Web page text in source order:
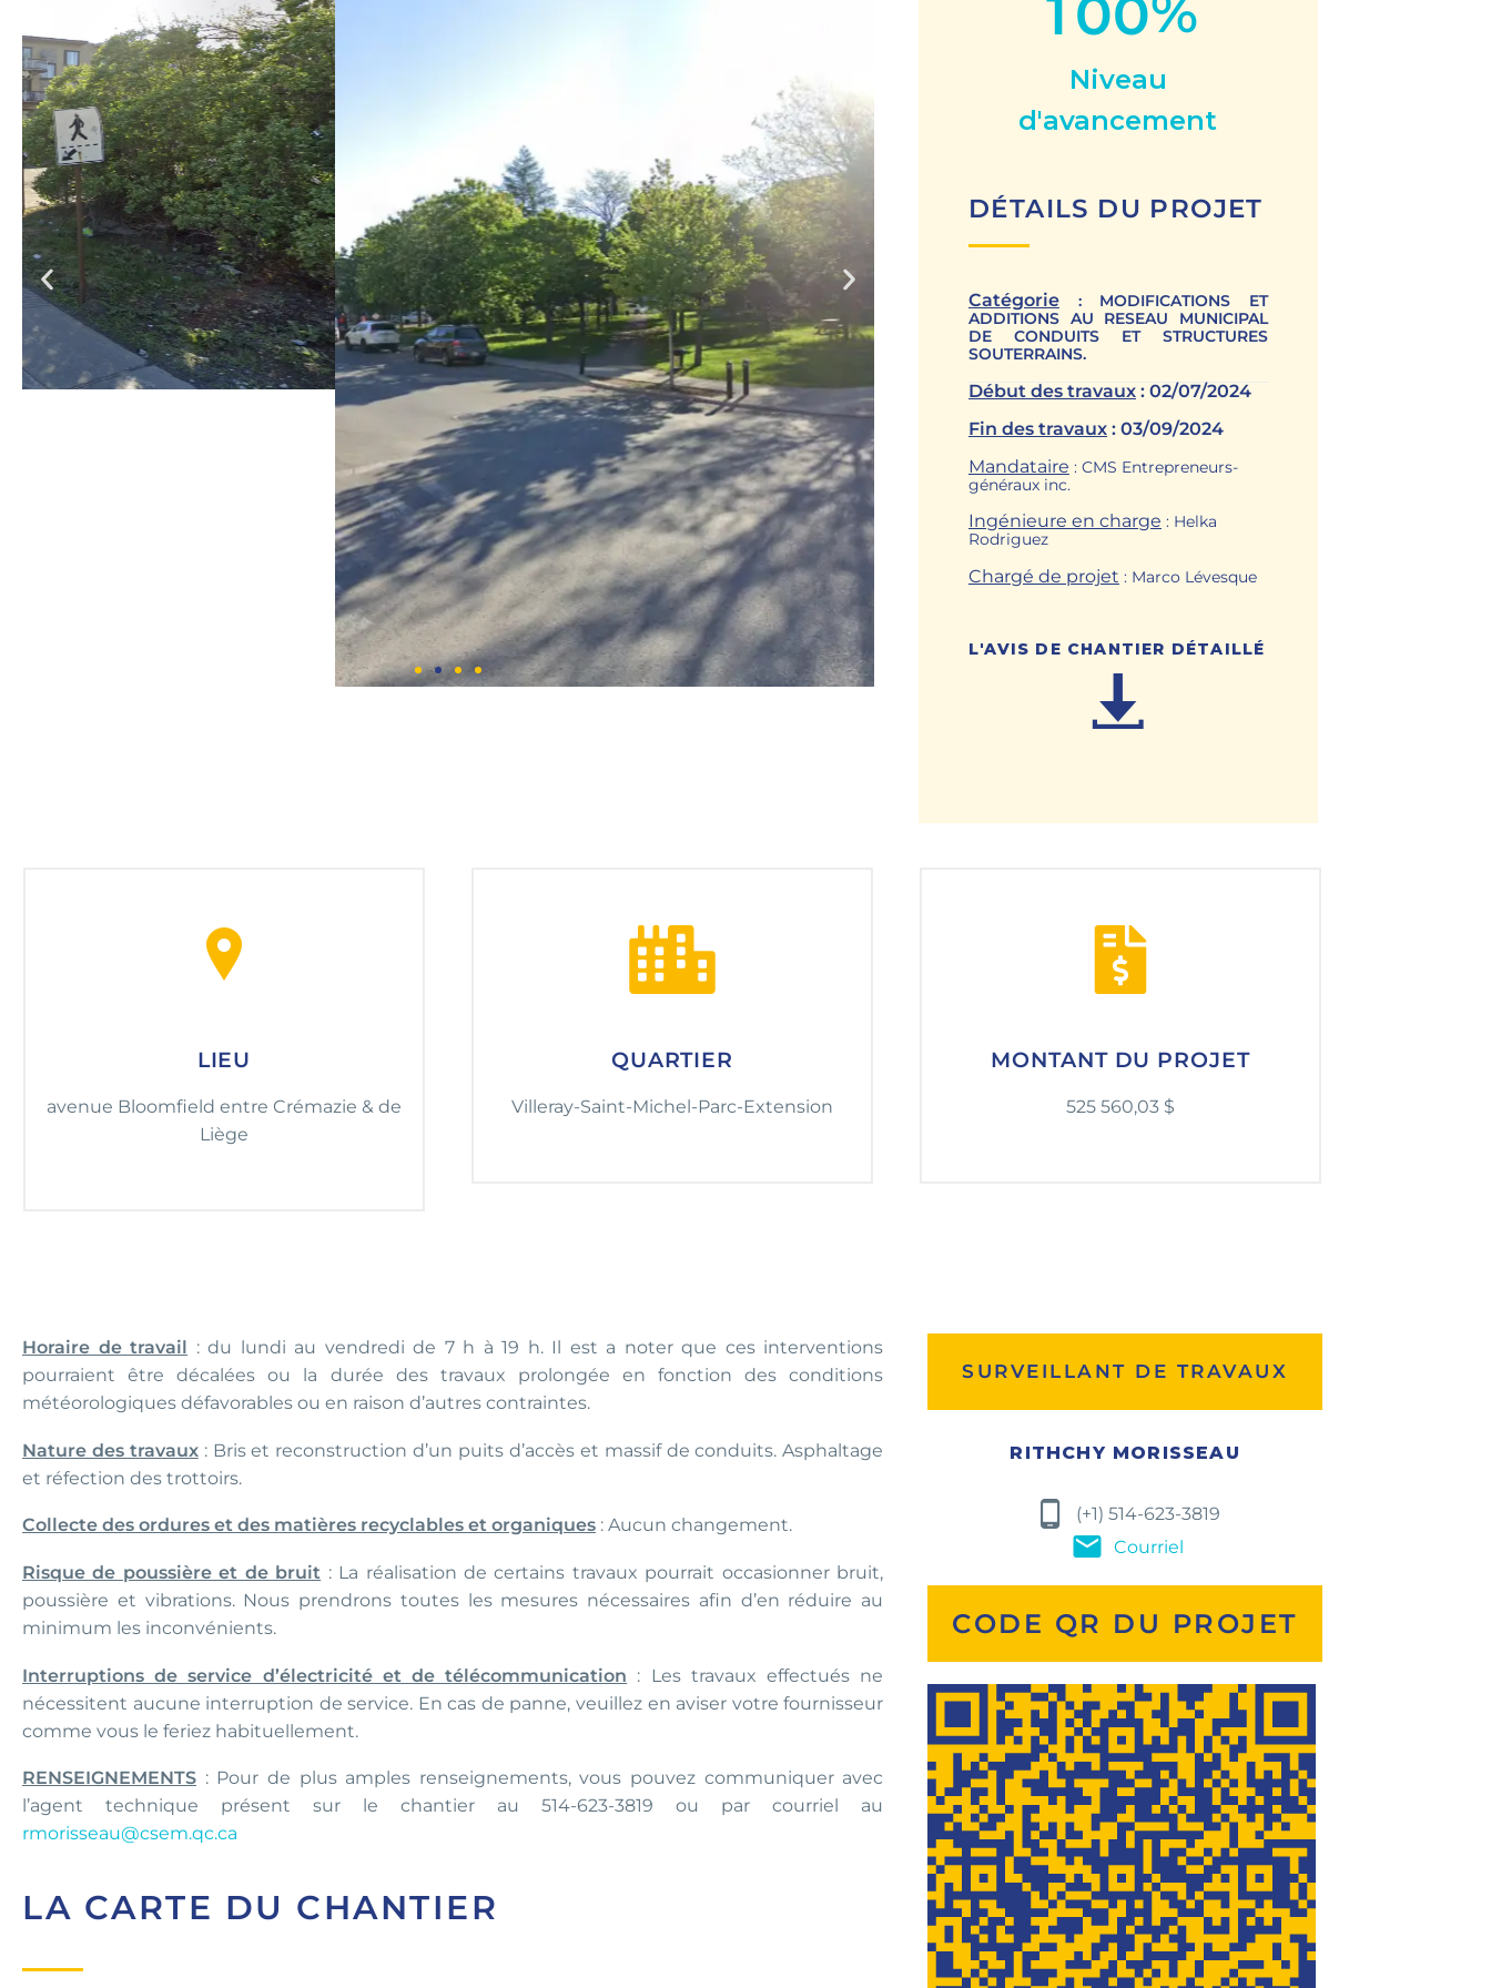
1 00
Niveau
d'avancement
DÉTAILS DU PROJET
Catégorie: MODIFICATIONS ET
ADDITIONS AU RESEAU MUNICIPAL
DE CONDUITS ET STRUCTURES
SOUTERRAINS.
Début des travaux: 02/07/2024
Fin des travaux: 03/09/2024
Mandataire : CMS Entrepreneurs-
généraux inc.
Ingénieure en charge : Helka
Rodriguez
Chargé de projet : Marco Lévesque
L'AVIS DE CHANTIER DÉTAILLÉ
LIEU
avenue Bloomfield entre Crémazie & de
Liège
QUARTIER
Villeray-Saint-Michel-Parc-Extension
MONTANT DU PROJET
525 560,03 $
Horaire de travail
: du lundi au vendredi de 7 h à 19 h. Il est a noter que ces interventions
pourraient être décalées ou la durée des travaux prolongée en fonction des conditions
météorologiques défavorables ou en raison d’autres contraintes.
Nature des travaux: Bris et reconstruction d’un puits d’accès et massif de conduits. Asphaltage
et réfection des trottoirs.
Collecte des ordures et des matières recyclables et organiques : Aucun changement.
Risque de poussière et de bruit : La réalisation de certains travaux pourrait occasionner bruit,
poussière et vibrations. Nous prendrons toutes les mesures nécessaires afin d’en réduire au
minimum les inconvénients.
Interruptions de service d’électricité et de télécommunication : Les travaux effectués ne
nécessitent aucune interruption de service. En cas de panne, veuillez en aviser votre fournisseur
comme vous le feriez habituellement.
RENSEIGNEMENTS : Pour de plus amples renseignements, vous pouvez communiquer avec
l’agent technique présent sur le chantier au 514-623-3819 ou par courriel au
rmorisseau@csem.qc.ca
LA CARTE DU CHANTIER
SURVEILLANT DE TRAVAUX
RITHCHY MORISSEAU
(+1) 514-623-3819
Courriel
CODE QR DU PROJET